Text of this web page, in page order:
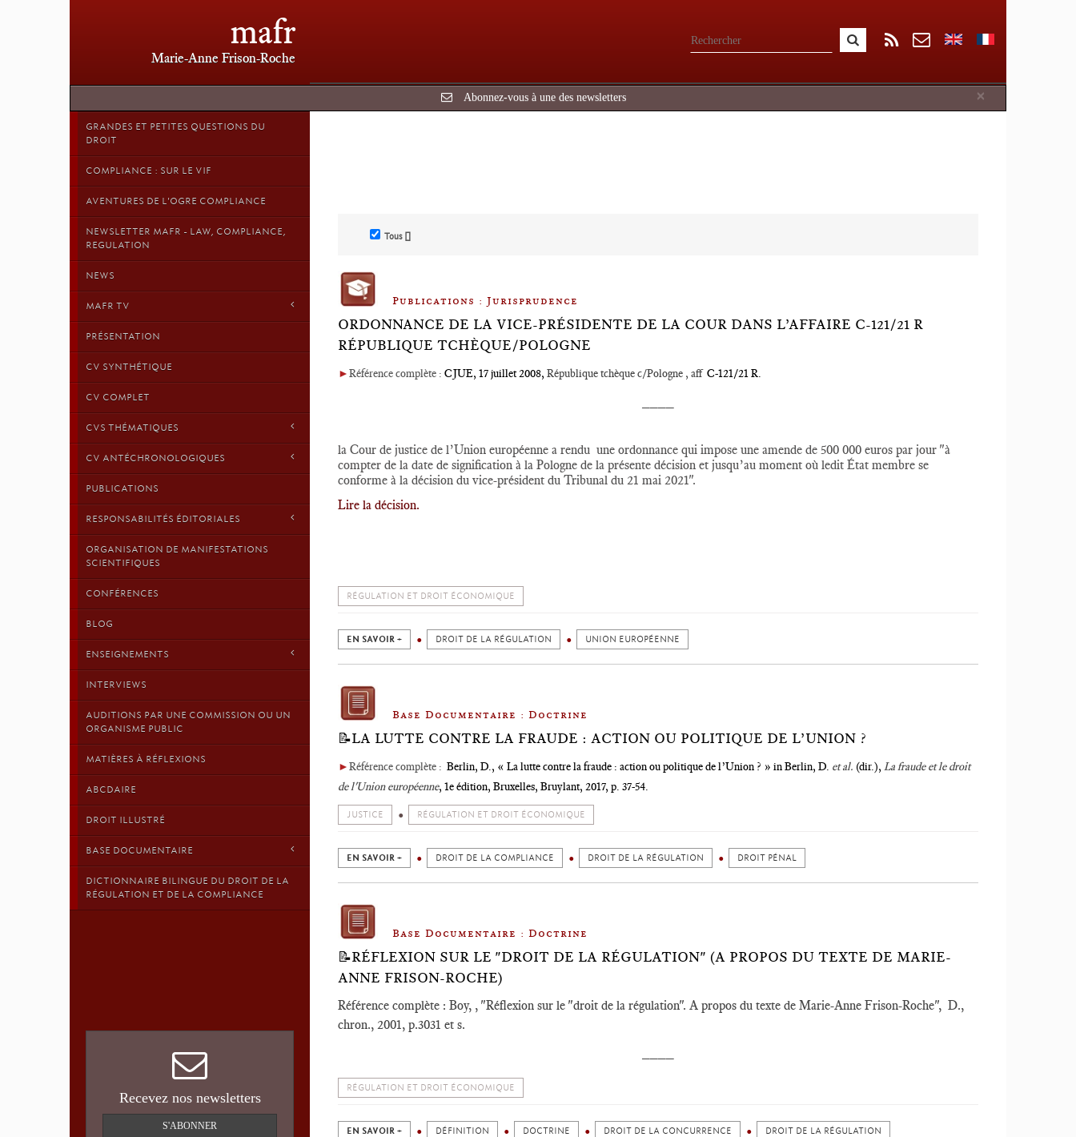
mafr
Marie-Anne Frison-Roche
×
Abonnez-vous à une des newsletters
GRANDES ET PETITES QUESTIONS DU
DROIT
COMPLIANCE : SUR LE VIF
AVENTURES DE L'OGRE COMPLIANCE
NEWSLETTER MAFR - LAW, COMPLIANCE,
REGULATION
NEWS
MAFR TV
PRÉSENTATION
CV SYNTHÉTIQUE
CV COMPLET
CVS THÉMATIQUES
CV ANTÉCHRONOLOGIQUES
PUBLICATIONS
RESPONSABILITÉS ÉDITORIALES
ORGANISATION DE MANIFESTATIONS
SCIENTIFIQUES
CONFÉRENCES
BLOG
ENSEIGNEMENTS
INTERVIEWS
AUDITIONS PAR UNE COMMISSION OU UN
ORGANISME PUBLIC
MATIÈRES À RÉFLEXIONS
ABCDAIRE
DROIT ILLUSTRÉ
BASE DOCUMENTAIRE
DICTIONNAIRE BILINGUE DU DROIT DE LA
RÉGULATION ET DE LA COMPLIANCE
Recevez nos newsletters
S'ABONNER
Tous []
Publications : Jurisprudence
ORDONNANCE DE LA VICE-PRÉSIDENTE DE LA COUR DANS L’AFFAIRE C-121/21 R
RÉPUBLIQUE TCHÈQUE/POLOGNE
►Référence complète : CJUE, 17 juillet 2008, République tchèque c/Pologne , aff C-121/21 R.
la Cour de justice de l’Union européenne a rendu une ordonnance qui impose une amende de 500 000 euros par jour "à
compter de la date de signification à la Pologne de la présente décision et jusqu’au moment où ledit État membre se
conforme à la décision du vice-président du Tribunal du 21 mai 2021".
Lire la décision.
RÉGULATION ET DROIT ÉCONOMIQUE
EN SAVOIR + DROIT DE LA RÉGULATION UNION EUROPÉENNE
Base Documentaire : Doctrine
📝LA LUTTE CONTRE LA FRAUDE : ACTION OU POLITIQUE DE L’UNION ?
►Référence complète : Berlin, D., « La lutte contre la fraude : action ou politique de l’Union ? » in Berlin, D. et al. (dir.), La fraude et le droit
de l'Union européenne, 1eédition, Bruxelles, Bruylant, 2017, p. 37-54.
JUSTICE RÉGULATION ET DROIT ÉCONOMIQUE
EN SAVOIR + DROIT DE LA COMPLIANCE DROIT DE LA RÉGULATION DROIT PÉNAL
Base Documentaire : Doctrine
📝RÉFLEXION SUR LE "DROIT DE LA RÉGULATION" (A PROPOS DU TEXTE DE MARIE-
ANNE FRISON-ROCHE)
Référence complète : Boy, , "Réflexion sur le "droit de la régulation". A propos du texte de Marie-Anne Frison-Roche", D.,
chron., 2001, p.3031 et s.
RÉGULATION ET DROIT ÉCONOMIQUE
EN SAVOIR + DÉFINITION DOCTRINE DROIT DE LA CONCURRENCE DROIT DE LA RÉGULATION